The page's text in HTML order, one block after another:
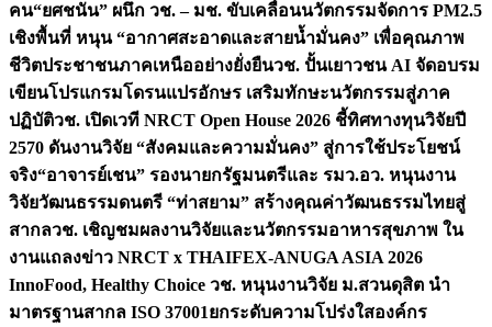
คน“ยศชนัน” ผนึก วช. – มช. ขับเคลื่อนนวัตกรรมจัดการ PM2.5
เชิงพื้นที่ หนุน “อากาศสะอาดและสายน้ำมั่นคง” เพื่อคุณภาพ
ชีวิตประชาชนภาคเหนืออย่างยั่งยืนวช. ปั้นเยาวชน AI จัดอบรม
เขียนโปรแกรมโดรนแปรอักษร เสริมทักษะนวัตกรรมสู่ภาค
ปฏิบัติวช. เปิดเวที NRCT Open House 2026 ชี้ทิศทางทุนวิจัยปี
2570 ดันงานวิจัย “สังคมและความมั่นคง” สู่การใช้ประโยชน์
จริง“อาจารย์เชน” รองนายกรัฐมนตรีและ รมว.อว. หนุนงาน
วิจัยวัฒนธรรมดนตรี “ท่าสยาม” สร้างคุณค่าวัฒนธรรมไทยสู่
สากลวช. เชิญชมผลงานวิจัยและนวัตกรรมอาหารสุขภาพ ใน
งานแถลงข่าว NRCT x THAIFEX-ANUGA ASIA 2026
InnoFood, Healthy Choice วช. หนุนงานวิจัย ม.สวนดุสิต นำ
มาตรฐานสากล ISO 37001ยกระดับความโปร่งใสองค์กร